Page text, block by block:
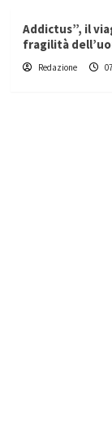
Addictus”, il
fragilità
Redazione